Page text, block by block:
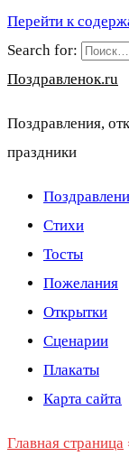
Перейти к
Search for:
Поздравленок.ru
Поздравления,
праздники
Стихи
Тосты
Пожелания
Открытки
Сценарии
Плакаты
Карта сайта
Главная страница